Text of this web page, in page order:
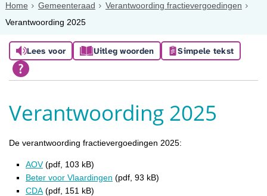
Home Gemeenteraad
Verantwoording fractievergoedingen
Verantwoording 2025
Lees voor Uitleg woorden Simpele tekst
Verantwoording 2025
De verantwoording fractievergoedingen 2025:
AOV(pdf, 103 kB)
Beter voor Vlaardingen (pdf, 93 kB)
CDA (pdf, 151 kB)